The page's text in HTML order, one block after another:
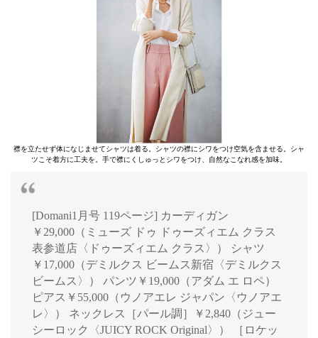
襟を立たせず体になじませてシャツは着る。シャツの襟にシワをつけ空気を含ませる。シャ
ツこそ着方に工夫を。手で襟にくしゅっとシワをつけ、自然なこなれ感を加味。
[Domani1月号 119ページ] カーディガン
￥29,000（ミューズ ドゥ ドゥーズィエム クラス
表参道店〈ドゥーズィエム クラス〉） シャツ
￥17,000（デミルクス ビームス新宿〈デミルクス
ビームス〉） パンツ￥19,000（アダム エ ロペ）
ピアス￥55,000（ウノアエレ ジャパン〈ウノアエ
レ〉） ネックレス［パール調］￥2,840（ジュー
シーロック〈JUICY ROCK Original〉） ［ロケッ